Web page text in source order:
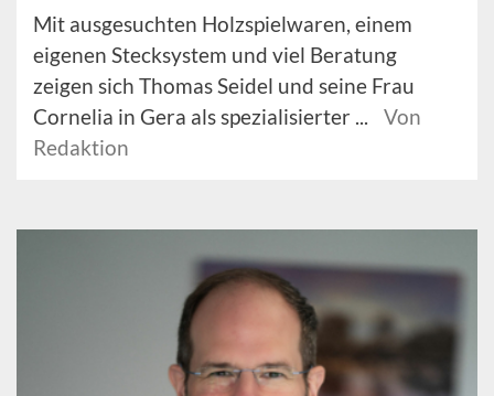
Mit ausgesuchten Holzspielwaren, einem
eigenen Stecksystem und viel Beratung
zeigen sich Thomas Seidel und seine Frau
Cornelia in Gera als spezialisierter ...
Von
Redaktion